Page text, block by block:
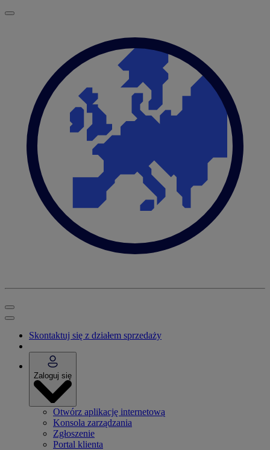
Skontaktuj się z działem sprzedaży
Zaloguj się
Otwórz aplikację internetową
Konsola zarządzania
Zgłoszenie
Portal klienta